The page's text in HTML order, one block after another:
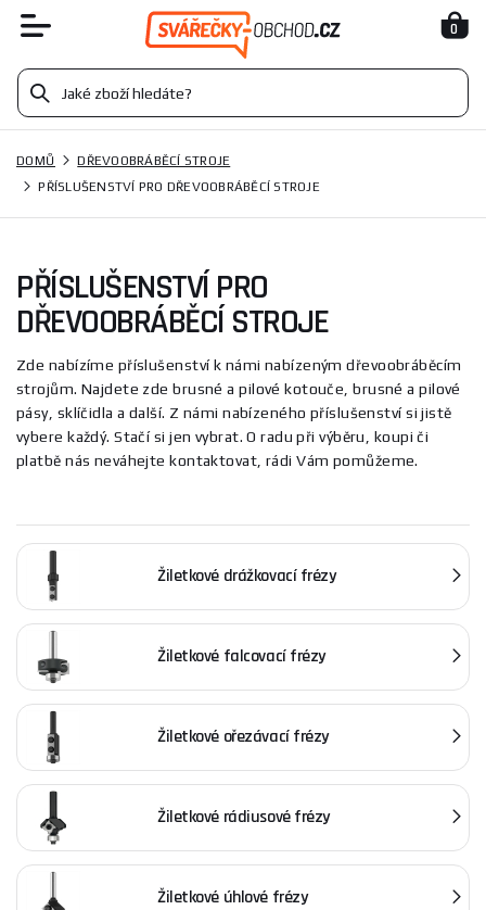
0
DOMŮ
DŘEVOOBRÁBĚCÍ STROJE
PŘÍSLUŠENSTVÍ PRO DŘEVOOBRÁBĚCÍ STROJE
PŘÍSLUŠENSTVÍ PRO
DŘEVOOBRÁBĚCÍ STROJE
Zde nabízíme příslušenství k námi nabízeným dřevoobráběcím
strojům. Najdete zde brusné a pilové kotouče, brusné a pilové
pásy, sklíčidla a další. Z námi nabízeného příslušenství si jistě
vybere každý. Stačí si jen vybrat. O radu při výběru, koupi či
platbě nás neváhejte kontaktovat, rádi Vám pomůžeme.
Žiletkové drážkovací frézy
Žiletkové falcovací frézy
Žiletkové ořezávací frézy
Žiletkové rádiusové frézy
Žiletkové úhlové frézy